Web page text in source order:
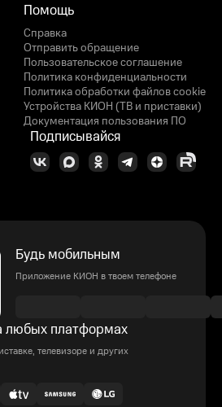
Помощь
Справка
Отправить обращение
Пользовательское соглашение
Политика конфиденциальности
Политика обработки файлов cookie
Устройства КИОН (ТВ и приставки)
Документация пользования ПО
Подписывайся
Будь мобильным
Приложение КИОН в твоем телефоне
любых платформах
телевизоре и других